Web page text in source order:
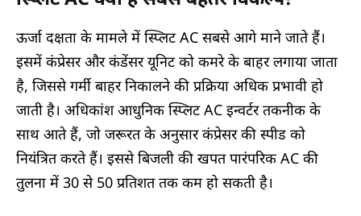
ऊर्जा दक्षता के मामले में स्प्लिट AC सबसे आगे माने जाते हैं।
इसमें कंप्रेसर और कंडेंसर यूनिट को कमरे के बाहर लगाया जाता
है, जिससे गर्मी बाहर निकालने की प्रक्रिया अधिक प्रभावी हो
जाती है। अधिकांश आधुनिक स्प्लिट AC इन्वर्टर तकनीक के
साथ आते हैं, जो जरूरत के अनुसार कंप्रेसर की स्पीड को
नियंत्रित करते हैं। इससे बिजली की खपत पारंपरिक AC की
तुलना में 30 से 50 प्रतिशत तक कम हो सकती है।